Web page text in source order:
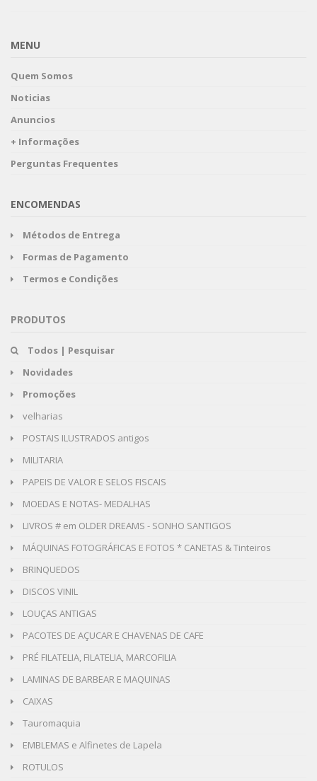
MENU
Quem Somos
Noticias
Anuncios
+ Informações
Perguntas Frequentes
ENCOMENDAS
Métodos de Entrega
Formas de Pagamento
Termos e Condições
PRODUTOS
Todos | Pesquisar
Novidades
Promoções
velharias
POSTAIS ILUSTRADOS antigos
MILITARIA
PAPEIS DE VALOR E SELOS FISCAIS
MOEDAS E NOTAS- MEDALHAS
LIVROS # em OLDER DREAMS - SONHO SANTIGOS
MÁQUINAS FOTOGRÁFICAS E FOTOS * CANETAS & Tinteiros
BRINQUEDOS
DISCOS VINIL
LOUÇAS ANTIGAS
PACOTES DE AÇUCAR E CHAVENAS DE CAFE
PRÉ FILATELIA, FILATELIA, MARCOFILIA
LAMINAS DE BARBEAR E MAQUINAS
CAIXAS
Tauromaquia
EMBLEMAS e Alfinetes de Lapela
ROTULOS